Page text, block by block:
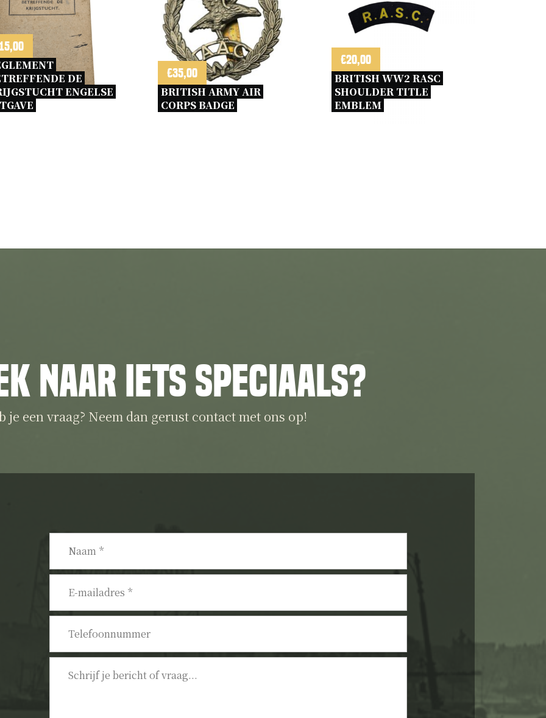
DE
ENGELSE
€35,00
BRITISH ARMY AIR
CORPS BADGE
€20,00
BRITISH WW2 RASC
SHOULDER TITLE
EMBLEM
naar iets speciaals?
je een vraag? Neem dan gerust contact met ons op!
Naam *
E-
mailadres *
Telefoonnummer
Bericht